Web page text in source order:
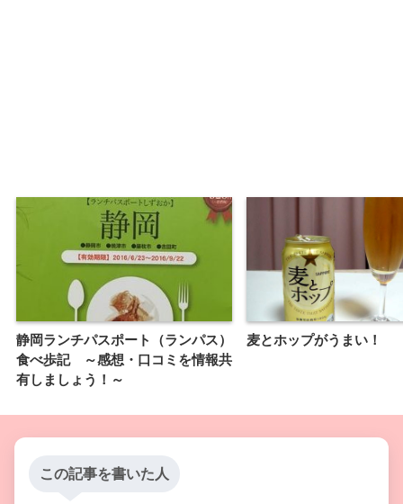
静岡ランチパスポート（ランパス）
食べ歩記 ～感想・口コミを情報共
有しましょう！～
麦とホップがうまい！
この記事を書いた人